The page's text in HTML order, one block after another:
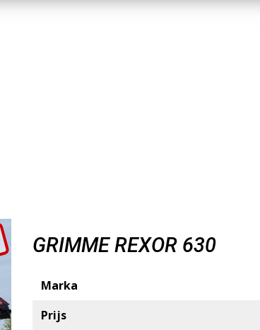
GRIMME REXOR 630
Marka
Prijs